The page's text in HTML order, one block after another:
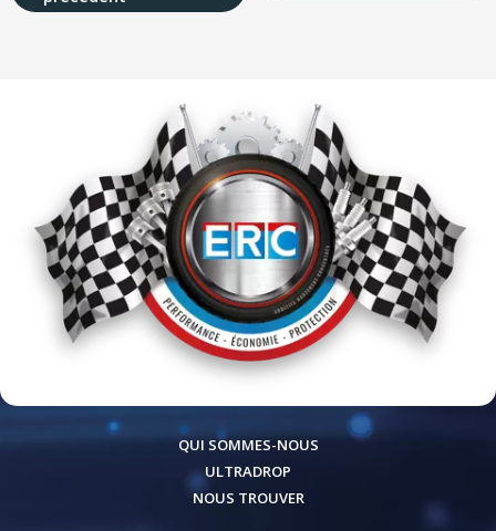
QUI SOMMES-NOUS
ULTRADROP
NOUS TROUVER